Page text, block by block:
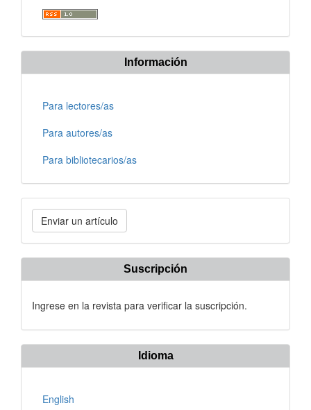
Información
Para lectores/as
Para autores/as
Para bibliotecarios/as
Enviar
un
artículo
Enviar un artículo
Suscripción
Ingrese en la revista para verificar la suscripción.
Idioma
English